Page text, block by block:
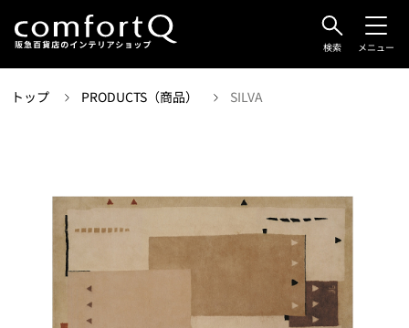
検索 メニュー
トップ PRODUCTS（商品） SILVA